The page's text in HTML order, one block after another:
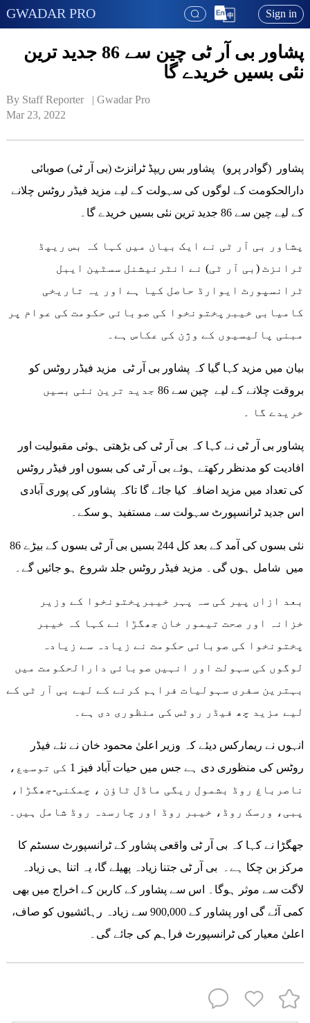
GWADAR PRO Sign in
پشاور بی آر ٹی چین سے 86 جدید ترین
نئی بسیں خریدے گا
By Staff Reporter   | Gwadar Pro
Mar 23, 2022
پشاور (گوادر پرو) پشاور بس ریپڈ ٹرانزٹ (بی آر ٹی) صوبائی
دارالحکومت کے لوگوں کی سہولت کے لیے مزید فیڈر روٹس چلانے
کے لیے چین سے 86 جدید ترین نئی بسیں خریدے گا۔
پشاور بی آر ٹی نے ایک بیان میں کہا کہ بس ریپڈ
ٹرانزٹ (بی آر ٹی) نے انٹرنیشنل سسٹین ایبل
ٹرانسپورٹ ایوارڈ حاصل کیا ہے اور یہ تاریخی
کامیابی خیبرپختونخوا کی صوبائی حکومت کی عوام پر
مبنی پالیسیوں کے وژن کی عکاس ہے۔
بیان میں مزید کہا گیا کہ پشاور بی آر ٹی مزید فیڈر روٹس کو
بروقت چلانے کے لیے چین سے 86 جدید ترین نئی بسیں
خریدے گا ۔
پشاور بی آر ٹی نے کہا کہ بی آر ٹی کی بڑھتی ہوئی مقبولیت اور
افادیت کو مدنظر رکھتے ہوئے بی آر ٹی کی بسوں اور فیڈر روٹس
کی تعداد میں مزید اضافہ کیا جائے گا تاکہ پشاور کی پوری آبادی
اس جدید ٹرانسپورٹ سہولت سے مستفید ہو سکے۔
86 نئی بسوں کی آمد کے بعد کل 244 بسیں بی آر ٹی بسوں کے بیڑے
میں شامل ہوں گی۔ مزید فیڈر روٹس جلد شروع ہو جائیں گے۔
بعد ازاں پیر کی سہ پہر خیبرپختونخوا کے وزیر
خزانہ اور صحت تیمور خان جھگڑا نے کہا کہ خیبر
پختونخوا کی صوبائی حکومت نے زیادہ سے زیادہ
لوگوں کی سہولت اور انہیں صوبائی دارالحکومت میں
بہترین سفری سہولیات فراہم کرنے کے لیے بی آر ٹی کے
لیے مزید چھ فیڈر روٹس کی منظوری دی ہے۔
انہوں نے ریمارکس دیئے کہ وزیر اعلیٰ محمود خان نے نئے فیڈر
روٹس کی منظوری دی ہے جس میں حیات آباد فیز 1 کی توسیع،
ناصرباغ روڈ بشمول ریگی ماڈل ٹاؤن ، چمکنی-جھگڑا،
پبی، ورسک روڈ، خیبر روڈ اور چارسدہ روڈ شامل ہیں۔
جھگڑا نے کہا کہ بی آر ٹی واقعی پشاور کے ٹرانسپورٹ سسٹم کا
مرکز بن چکا ہے۔ بی آر ٹی جتنا زیادہ پھیلے گا، یہ اتنا ہی زیادہ
لاگت سے موثر ہوگا۔ اس سے پشاور کے کاربن کے اخراج میں بھی
کمی آئے گی اور پشاور کے 900,000 سے زیادہ رہائشیوں کو صاف،
اعلیٰ معیار کی ٹرانسپورٹ فراہم کی جائے گی۔